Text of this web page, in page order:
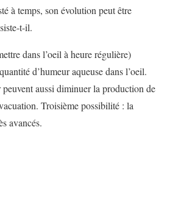
à temps, son évolution peut être
t-il.
dans l’oeil à heure régulière)
d’humeur aqueuse dans l’oeil.
peuvent aussi diminuer la production de
Troisième possibilité : la
avancés.